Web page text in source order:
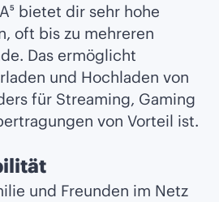
bietet dir sehr hohe
oft bis zu mehreren
Das ermöglicht
und Hochladen von
für Streaming, Gaming
von Vorteil ist.
und Freunden im Netz